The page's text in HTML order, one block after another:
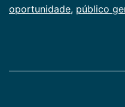
Publicogeral
oportunidade, público